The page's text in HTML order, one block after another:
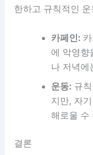
한하고 규칙적인
카페인:
에 악영향
나 저녁에
운동: 규
지만, 자
해로울 수
결론